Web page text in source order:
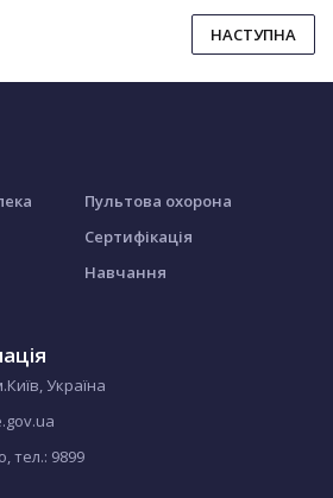
НАСТУПНА
Пультова охорона
Сертифікація
Навчання
Україна
тел.: 9899